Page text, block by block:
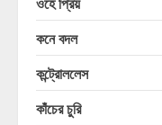
কনে বদল
কন্ট্রোললেস
কাঁচের চুরি